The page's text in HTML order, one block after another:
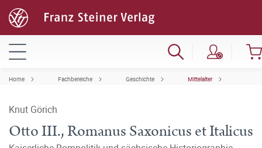
Home Fachbereiche Geschichte Mittelalter
Knut Görich
Otto III., Romanus Saxonicus et Italicus